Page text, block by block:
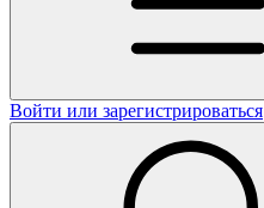
Войти или зарегистрироваться